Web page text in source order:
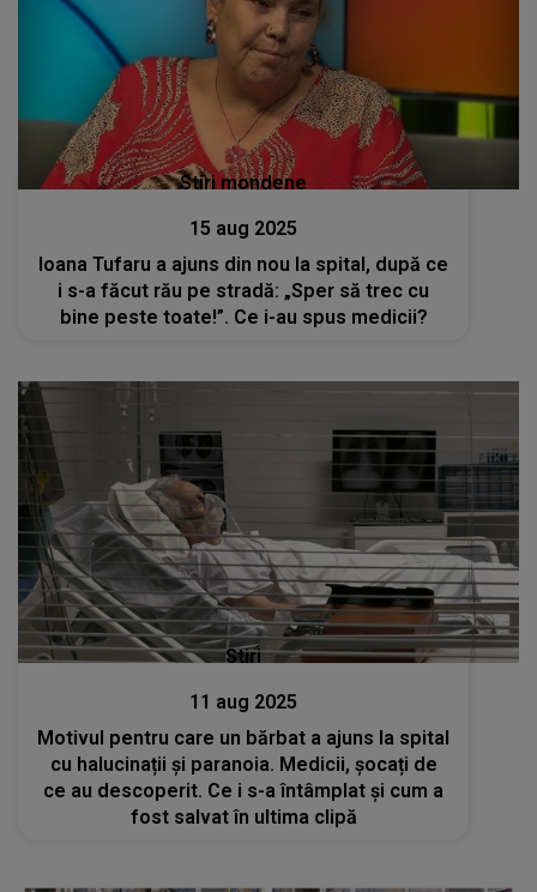
Stiri mondene
15 aug 2025
Ioana Tufaru a ajuns din nou la spital, după ce
i s-a făcut rău pe stradă: „Sper să trec cu
bine peste toate!”. Ce i-au spus medicii?
Stiri
11 aug 2025
Motivul pentru care un bărbat a ajuns la spital
cu halucinații și paranoia. Medicii, șocați de
ce au descoperit. Ce i s-a întâmplat și cum a
fost salvat în ultima clipă